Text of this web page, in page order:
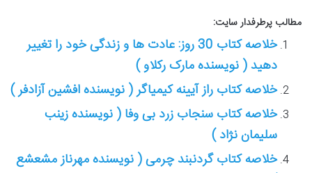
مطالب پرطرفدار سایت:
خلاصه کتاب 30 روز: عادت ها و زندگی خود را تغییر
دهید ( نویسنده مارک رکلاو )
خلاصه کتاب راز آیینه کیمیاگر ( نویسنده افشین آزادفر )
خلاصه کتاب سنجاب زرد بی وفا ( نویسنده زینب
سلیمان نژاد )
خلاصه کتاب گردنبند چرمی ( نویسنده مهرناز مشعشع